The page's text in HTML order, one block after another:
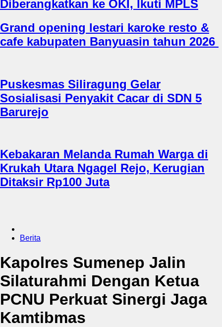
Diberangkatkan ke OKI, Ikuti MPLS
Grand opening lestari karoke resto &
cafe kabupaten Banyuasin tahun 2026
Puskesmas Siliragung Gelar
Sosialisasi Penyakit Cacar di SDN 5
Barurejo
Kebakaran Melanda Rumah Warga di
Krukah Utara Ngagel Rejo, Kerugian
Ditaksir Rp100 Juta
Berita
Kapolres Sumenep Jalin
Silaturahmi Dengan Ketua
PCNU Perkuat Sinergi Jaga
Kamtibmas